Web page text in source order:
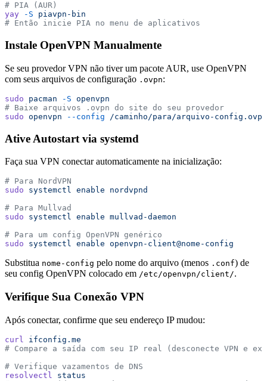
# PIA (AUR)
yay -S piavpn-bin
# Então inicie PIA no menu de aplicativos
Instale OpenVPN Manualmente
Se seu provedor VPN não tiver um pacote AUR, use OpenVPN
com seus arquivos de configuração .ovpn:
sudo pacman -S openvpn
# Baixe arquivos .ovpn do site do seu provedor
sudo openvpn --config /caminho/para/arquivo-config.ovpn
Ative Autostart via systemd
Faça sua VPN conectar automaticamente na inicialização:
# Para NordVPN
sudo systemctl enable nordvpnd
# Para Mullvad
sudo systemctl enable mullvad-daemon
# Para um config OpenVPN genérico
sudo systemctl enable openvpn-client@nome-config
Substitua nome-config pelo nome do arquivo (menos .conf) de
seu config OpenVPN colocado em /etc/openvpn/client/.
Verifique Sua Conexão VPN
Após conectar, confirme que seu endereço IP mudou:
curl
ifconfig.me
# Compare a saída com seu IP real (desconecte VPN e
# Verifique vazamentos de DNS
resolvectl
status